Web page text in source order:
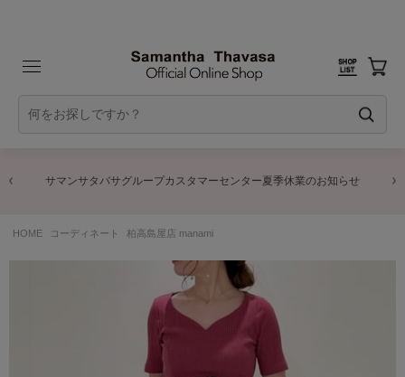
サマンサタバサグループカスタマーセンター夏季休業のお知らせ
HOME コーディネート 柏高島屋店 manami